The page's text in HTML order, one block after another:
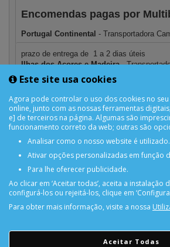
Encomendas pagas por
Portugal Continental - Transportadora
prazo de entrega de  1 a 2 dias úteis
Ilhas dos Açores e Madeira -
prazo de entrega de  2 a 5 dias úteis
PORTES GRÁTIS
Este site usa cookies
Agora pode controlar o uso dos cookies no
online, junto com as nossas ferramentas
e] de terceiros na página. Algumas são
funcionamento correto da web; outras são
Analisar como o nosso website é utilizado.
Ativar opções personalizadas em função
Para lhe oferecer publicidade.
Ao clicar em ‘Aceitar todas’, aceita a instalação
configurá-los ou rejeitá-los, clique em
Para obter mais informação, visite a nossa
Aceitar Todas